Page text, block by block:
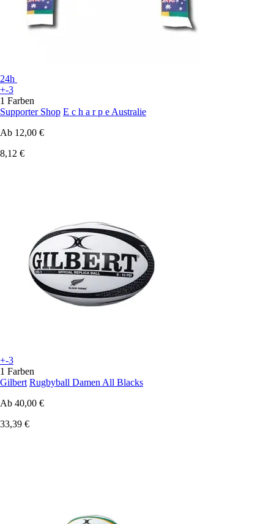
24h
+-3
1 Farben
Supporter Shop E c h a r p e Australie
Ab 12,00 €
8,12 €
+-3
1 Farben
Gilbert Rugbyball Damen All Blacks
Ab 40,00 €
33,39 €